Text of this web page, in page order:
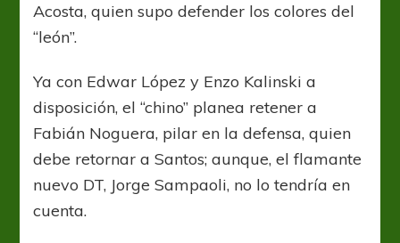
Acosta, quien supo defender los colores del
“león”.
Ya con Edwar López y Enzo Kalinski a
disposición, el “chino” planea retener a
Fabián Noguera, pilar en la defensa, quien
debe retornar a Santos; aunque, el flamante
nuevo DT, Jorge Sampaoli, no lo tendría en
cuenta.